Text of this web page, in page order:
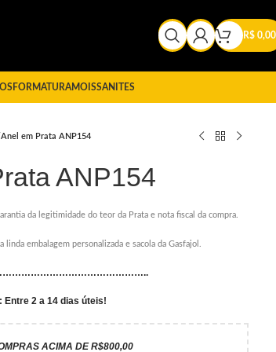
R$ 0,00
FORMATURAMOISSANITES
Anel em Prata ANP154
ANP154
da legitimidade do teor da Prata e nota fiscal da compra.
embalagem personalizada e sacola da Gasfajol.
Entre 2 a 14 dias úteis!
ACIMA DE R$800,00